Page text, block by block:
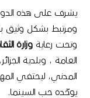
يشرف على هذه
ومرتبط بشكل وثيق
وتحت رعايةوزارة
العامة ، وبلدية
المدني، ليحتفي
يوحّده حب السينما.